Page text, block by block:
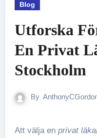
Blog
Utforska
En Privat
Stockholm
By
Att välja en privat